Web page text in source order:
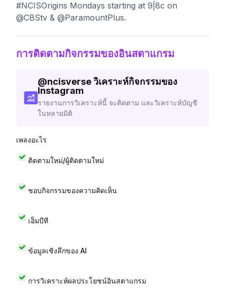
#NCISOrigins Mondays starting at 9|8c on
@CBStv & @ParamountPlus.
การติดตามกิจกรรมของอินสตาแกรม
@ncisverseวิเคราะห์กิจกรรมของ
Instagram
รายงานการวิเคราะห์นี้ จะติดตาม และวิเคราะห์บัญชี
ในหลายมิติ
เพลงอะไร
ติดตามใหม่/ผู้ติดตามใหม่
ชอบกิจกรรมของความคิดเห็น
เอ็มบีที
ข้อมูลเชิงลึกของ AI
การวิเคราะห์ผลประโยชน์อินสตาแกรม